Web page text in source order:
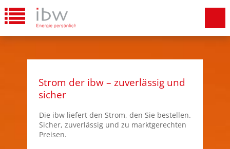
Strom der ibw – zuverlässig und
sicher
Die ibw liefert den Strom, den Sie bestellen.
Sicher, zuverlässig und zu marktgerechten
Preisen.